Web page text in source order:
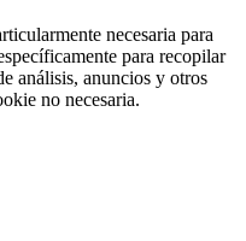
necesaria para
para recopilar
análisis, anuncios y otros
no necesaria.